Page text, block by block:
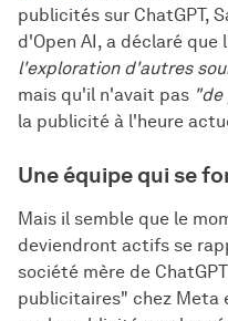
publicités sur ChatGPT,
d'Open AI, a déclaré
l'exploration d'autres
mais qu'il n'avait pas
la publicité à l'heure
Une équipe qui se
Mais il semble que le
deviendront actifs se
société mère de
publicitaires" chez Meta